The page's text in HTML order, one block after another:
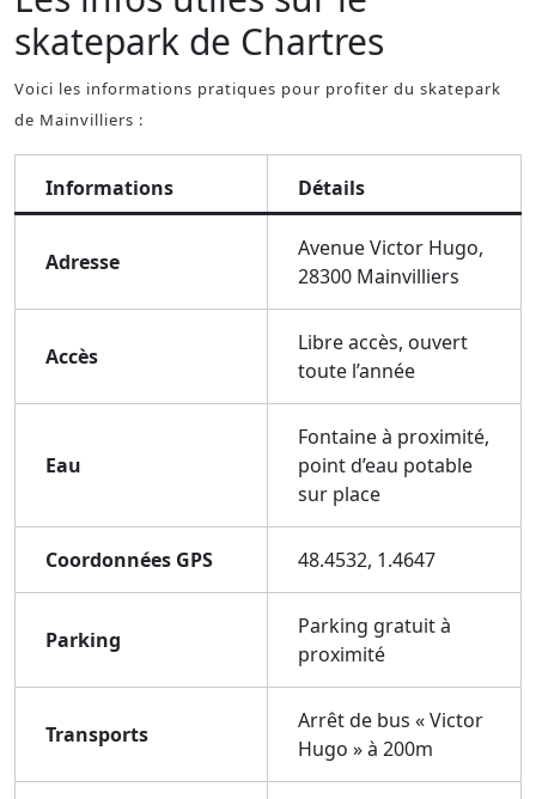
skatepark de Chartres
Voici les informations pratiques pour profiter du skatepark
de Mainvilliers :
Informations Détails
Adresse
Avenue Victor Hugo,
28300 Mainvilliers
Accès
Libre accès, ouvert
toute l’année
Eau
Fontaine à proximité,
point d’eau potable
sur place
Coordonnées GPS 48.4532, 1.4647
Parking
Parking gratuit à
proximité
Transports
Arrêt de bus « Victor
Hugo » à 200m